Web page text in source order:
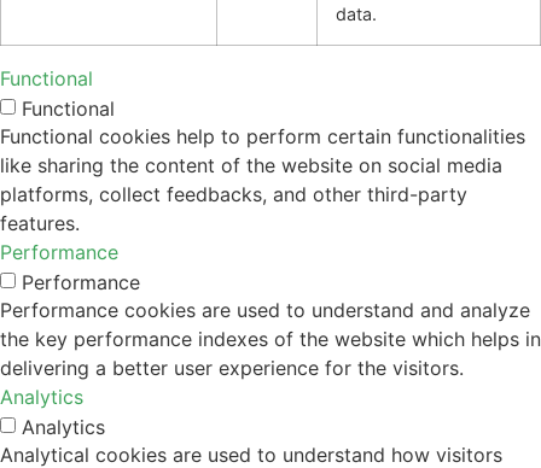
data.
Functional
Functional
Functional cookies help to perform certain functionalities
like sharing the content of the website on social media
platforms, collect feedbacks, and other third-party
features.
Performance
Performance
Performance cookies are used to understand and analyze
the key performance indexes of the website which helps in
delivering a better user experience for the visitors.
Analytics
Analytics
Analytical cookies are used to understand how visitors